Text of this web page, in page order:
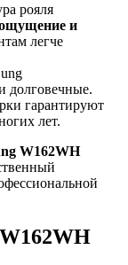
рояля
ощущение и
легче
долговечные.
гарантируют
лет.
W162WH